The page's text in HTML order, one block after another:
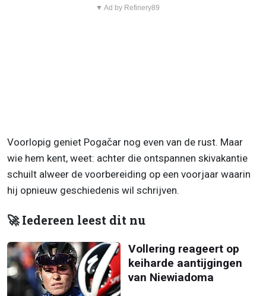
▼ Ad by Refinery89
Voorlopig geniet Pogačar nog even van de rust. Maar
wie hem kent, weet: achter die ontspannen skivakantie
schuilt alweer de voorbereiding op een voorjaar waarin
hij opnieuw geschiedenis wil schrijven.
🚀 Iedereen leest dit nu
Vollering reageert op
keiharde aantijgingen
van Niewiadoma